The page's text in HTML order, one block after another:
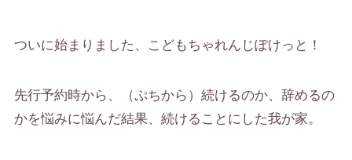
ついに始まりました、こどもちゃれんじぽけっと！
先行予約時から、（ぷちから）続けるのか、辞めるの
かを悩みに悩んだ結果、続けることにした我が家。